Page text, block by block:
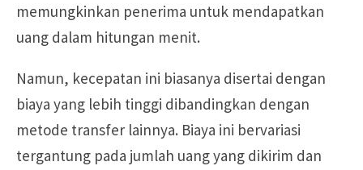
memungkinkan penerima untuk mendapatkan
uang dalam hitungan menit.
Namun, kecepatan ini biasanya disertai dengan
biaya yang lebih tinggi dibandingkan dengan
metode transfer lainnya. Biaya ini bervariasi
tergantung pada jumlah uang yang dikirim dan